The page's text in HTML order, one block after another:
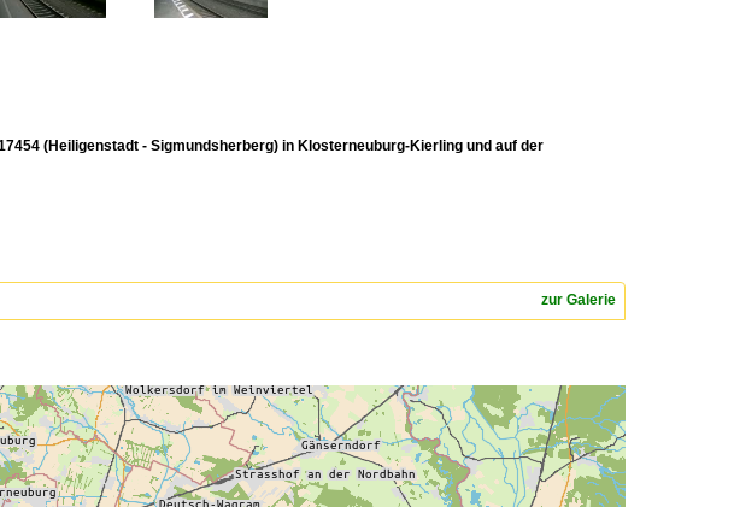
(Heiligenstadt - Sigmundsherberg) in Klosterneuburg-Kierling und auf der
zur Galerie